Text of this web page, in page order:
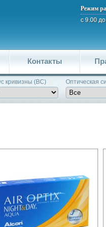
Режим
с 9.00
Контакты
кривизны (BC) Оптическая